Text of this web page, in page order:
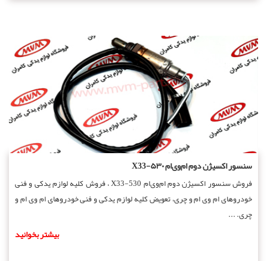
سنسور اکسیژن دوم ام‌وی‌ام ۵۳۰-X33
فروش سنسور اکسیژن دوم ام‌وی‌ام 530-X33 ، فروش کلیه لوازم یدکی و فنی
خودروهای ام وی ام و چری، تعویض کلیه لوازم یدکی و فنی خودروهای ام وی ام و
چری. ...
بیشتر بخوانید